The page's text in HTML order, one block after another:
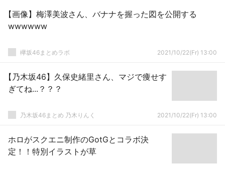
【画像】梅澤美波さん、バナナを握った図を公開する
wwwwww
欅坂46まとめラボ 2021/10/22(Fr) 13:00
【乃木坂46】久保史緒里さん、マジで痩せす
ぎてね...？？？
乃木坂46まとめ 乃木りんく 2021/10/22(Fr) 13:00
ホロがスクエニ制作のGotGとコラボ決
定！！特別イラストが草